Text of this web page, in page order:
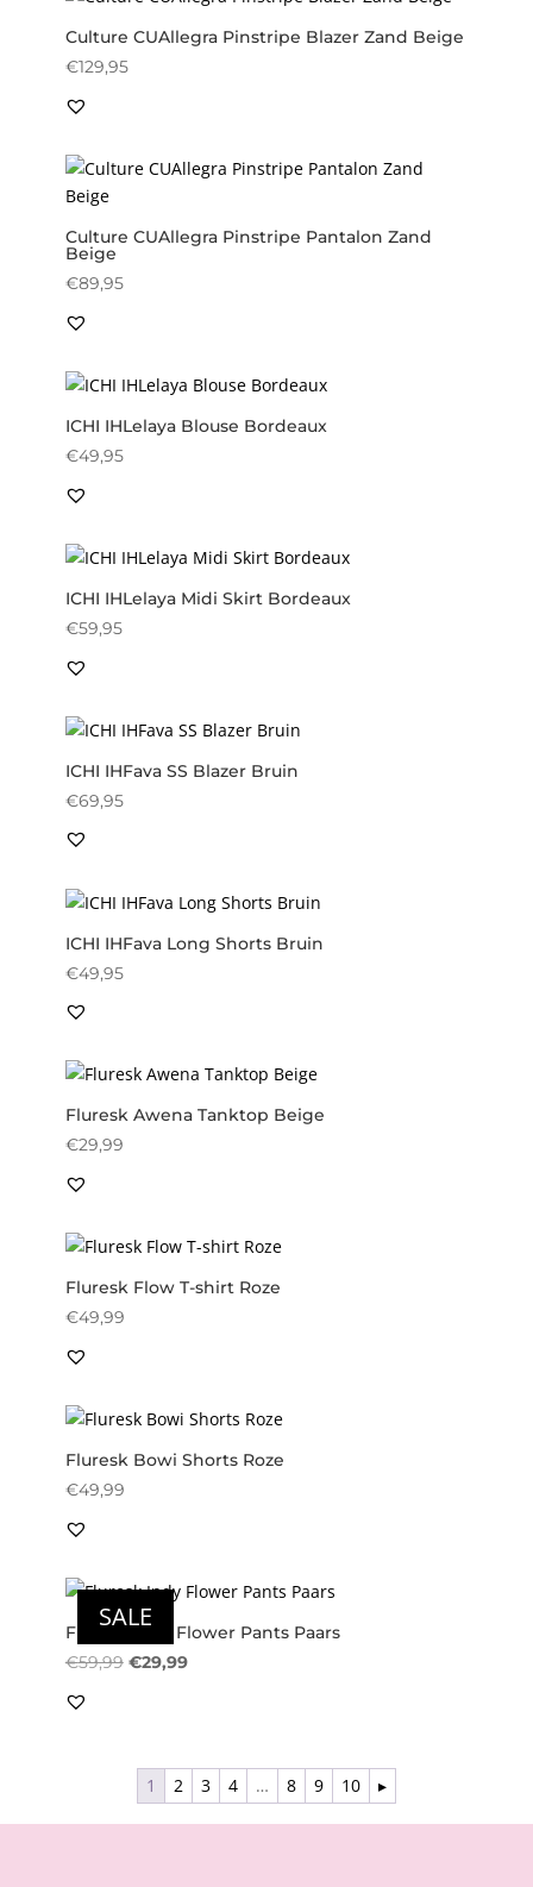
Culture CUAllegra Pinstripe Blazer Zand Beige
€129,95
Culture CUAllegra Pinstripe Pantalon Zand
Beige
€89,95
ICHI IHLelaya Blouse Bordeaux
€49,95
ICHI IHLelaya Midi Skirt Bordeaux
€59,95
ICHI IHFava SS Blazer Bruin
€69,95
ICHI IHFava Long Shorts Bruin
€49,95
Fluresk Awena Tanktop Beige
€29,99
Fluresk Flow T-shirt Roze
€49,99
Fluresk Bowi Shorts Roze
€49,99
SALE
Fluresk Indy Flower Pants Paars
€59,99 Oorspronkelijke
€29,99Huidige
1 2 3 4 … 8 9 10 ▸